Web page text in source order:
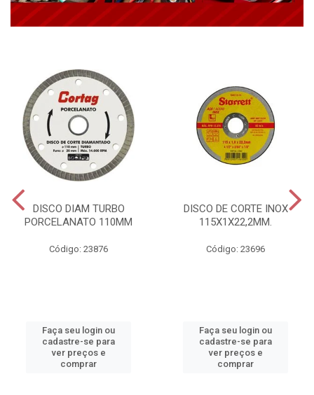
DISCO DIAM TURBO
PORCELANATO 110MM
Código: 23876
Faça seu login ou
cadastre-se para
ver preços e
comprar
DISCO DE CORTE INOX
115X1X22,2MM.
Código: 23696
Faça seu login ou
cadastre-se para
ver preços e
comprar